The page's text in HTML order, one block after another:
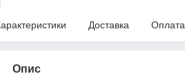
Доставка Оплата
Опис